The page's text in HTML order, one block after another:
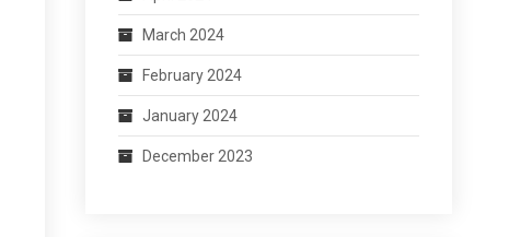
March 2024
February 2024
January 2024
December 2023